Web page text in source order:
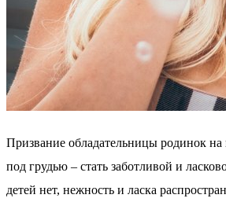
Призвание обладательницы родинок на
под грудью – стать заботливой и
детей нет, нежность и ласка